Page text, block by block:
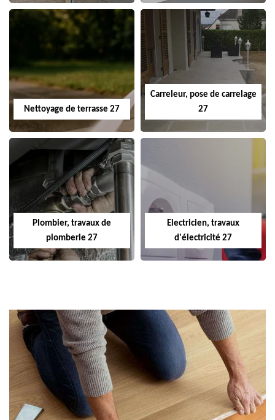
Nettoyage de terrasse 27
Carreleur, pose de carrelage
27
Plombier, travaux de
plomberie 27
Electricien, travaux
d'électricité 27